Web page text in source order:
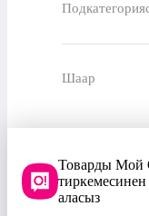
Шаар
Товарды Мой
тиркемесинен
аласыз